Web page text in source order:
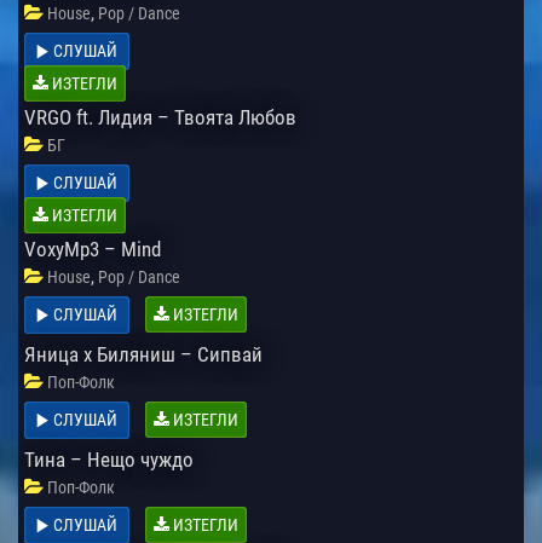
House, Pop / Dance
СЛУШАЙ
ИЗТЕГЛИ
VRGO ft. Лидия – Твоята Любов
БГ
СЛУШАЙ
ИЗТЕГЛИ
VoxyMp3 – Mind
House, Pop / Dance
СЛУШАЙ
ИЗТЕГЛИ
Яница x Биляниш – Сипвай
Поп-Фолк
СЛУШАЙ
ИЗТЕГЛИ
Тина – Нещо чуждо
Поп-Фолк
СЛУШАЙ
ИЗТЕГЛИ